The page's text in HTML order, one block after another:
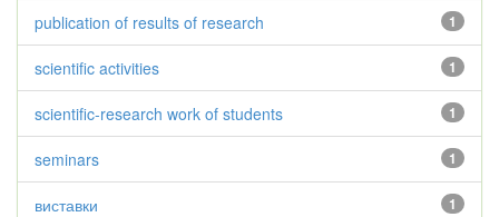
1
publication of results of research
1
scientific activities
1
scientific-research work of students
1
seminars
1
виставки